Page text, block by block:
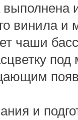
винила и
чаши
и